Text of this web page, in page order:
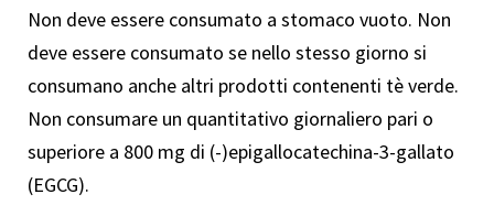
Non deve essere consumato a stomaco vuoto. Non
deve essere consumato se nello stesso giorno si
consumano anche altri prodotti contenenti tè verde.
Non consumare un quantitativo giornaliero pari o
superiore a 800 mg di (-)epigallocatechina-3-gallato
(EGCG).